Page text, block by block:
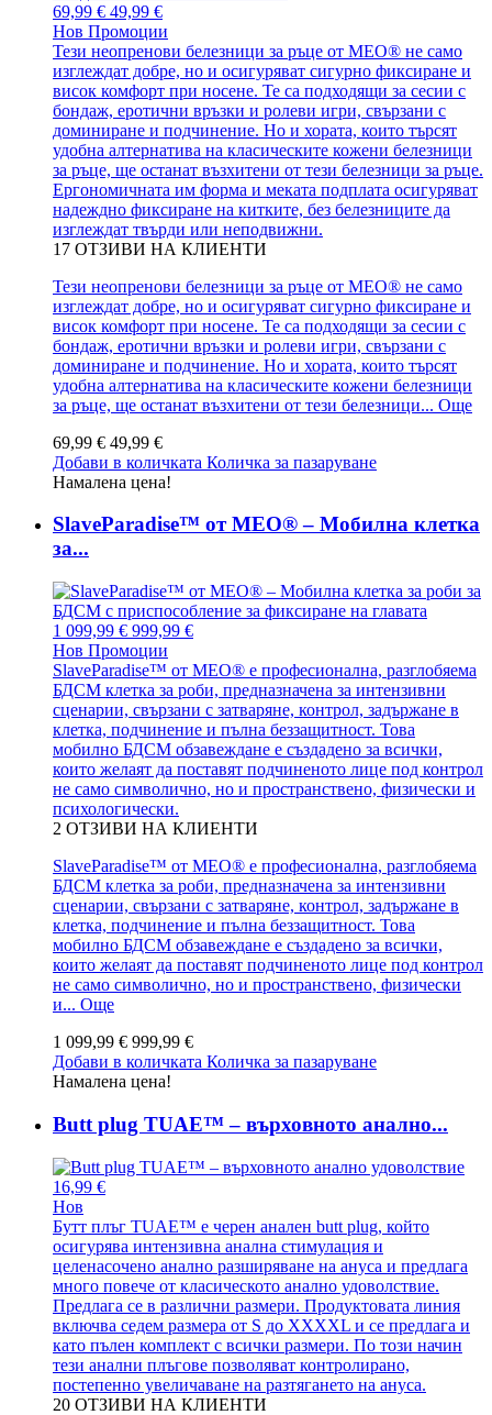
69,99 € 49,99 €
Нов Промоции
Тези неопренови белезници за ръце от MEO® не само
изглеждат добре, но и осигуряват сигурно фиксиране и
висок комфорт при носене. Те са подходящи за сесии с
бондаж, еротични връзки и ролеви игри, свързани с
доминиране и подчинение. Но и хората, които търсят
удобна алтернатива на класическите кожени белезници
за ръце, ще останат възхитени от тези белезници за ръце.
Ергономичната им форма и меката подплата осигуряват
надеждно фиксиране на китките, без белезниците да
изглеждат твърди или неподвижни.
17 ОТЗИВИ НА КЛИЕНТИ
Тези неопренови белезници за ръце от MEO® не само
изглеждат добре, но и осигуряват сигурно фиксиране и
висок комфорт при носене. Те са подходящи за сесии с
бондаж, еротични връзки и ролеви игри, свързани с
доминиране и подчинение. Но и хората, които търсят
удобна алтернатива на класическите кожени белезници
за ръце, ще останат възхитени от тези белезници... Още
69,99 € 49,99 €
Добави в количката Количка за пазаруване
Намалена цена!
SlaveParadise™ от MEO® – Мобилна клетка
за...
1 099,99 € 999,99 €
Нов Промоции
SlaveParadise™ от MEO® е професионална, разглобяема
БДСМ клетка за роби, предназначена за интензивни
сценарии, свързани с затваряне, контрол, задържане в
клетка, подчинение и пълна беззащитност. Това
мобилно БДСМ обзавеждане е създадено за всички,
които желаят да поставят подчиненото лице под контрол
не само символично, но и пространствено, физически и
психологически.
2 ОТЗИВИ НА КЛИЕНТИ
SlaveParadise™ от MEO® е професионална, разглобяема
БДСМ клетка за роби, предназначена за интензивни
сценарии, свързани с затваряне, контрол, задържане в
клетка, подчинение и пълна беззащитност. Това
мобилно БДСМ обзавеждане е създадено за всички,
които желаят да поставят подчиненото лице под контрол
не само символично, но и пространствено, физически
и... Още
1 099,99 € 999,99 €
Добави в количката Количка за пазаруване
Намалена цена!
Butt plug TUAE™ – върховното анално...
16,99 €
Нов
Бутт плъг TUAE™ е черен анален butt plug, който
осигурява интензивна анална стимулация и
целенасочено анално разширяване на ануса и предлага
много повече от класическото анално удоволствие.
Предлага се в различни размери. Продуктовата линия
включва седем размера от S до XXXXL и се предлага и
като пълен комплект с всички размери. По този начин
тези анални плъгове позволяват контролирано,
постепенно увеличаване на разтягането на ануса.
20 ОТЗИВИ НА КЛИЕНТИ